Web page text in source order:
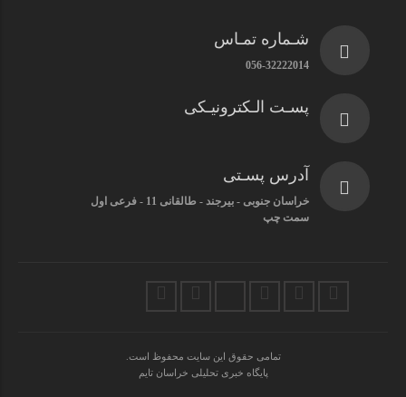
شـماره تمـاس
056-32222014
پسـت الـکترونیـکی
آدرس پسـتی
خراسان جنوبی - بیرجند - طالقانی 11 - فرعی اول
سمت چپ
تمامی حقوق این سایت محفوظ است.
پایگاه خبری تحلیلی خراسان تایم